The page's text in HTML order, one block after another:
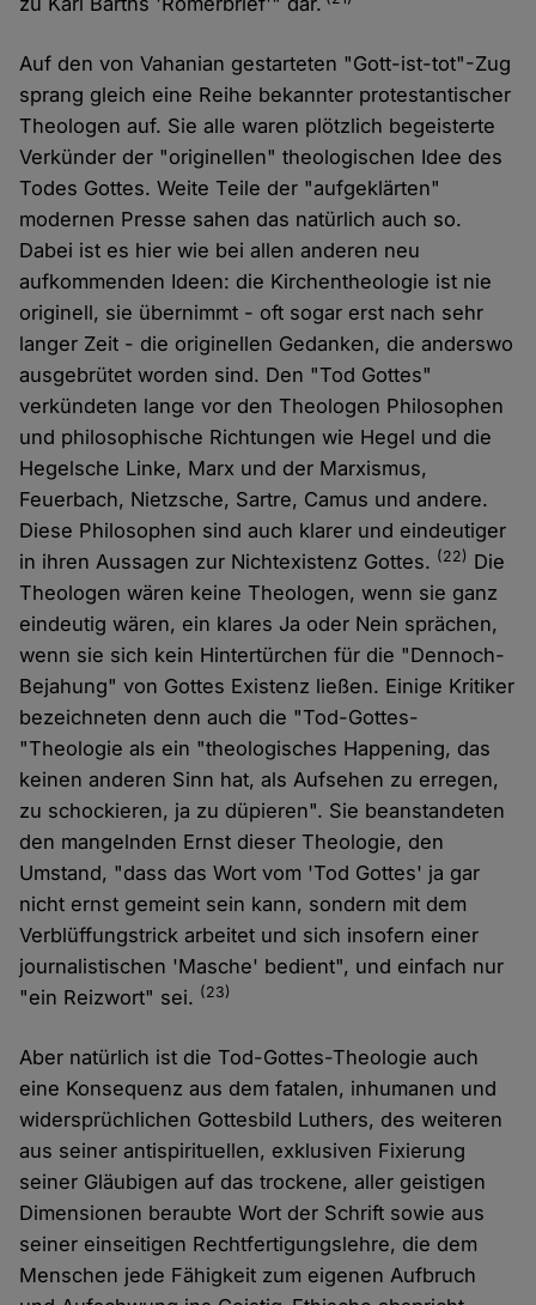
Auf den von Vahanian gestarteten "Gott-ist-tot"-Zug
sprang gleich eine Reihe bekannter protestantischer
Theologen auf. Sie alle waren plötzlich begeisterte
Verkünder der "originellen" theologischen Idee des
Todes Gottes. Weite Teile der "aufgeklärten"
modernen Presse sahen das natürlich auch so.
Dabei ist es hier wie bei allen anderen neu
aufkommenden Ideen: die Kirchentheologie ist nie
originell, sie übernimmt - oft sogar erst nach sehr
langer Zeit - die originellen Gedanken, die anderswo
ausgebrütet worden sind. Den "Tod Gottes"
verkündeten lange vor den Theologen Philosophen
und philosophische Richtungen wie Hegel und die
Hegelsche Linke, Marx und der Marxismus,
Feuerbach, Nietzsche, Sartre, Camus und andere.
Diese Philosophen sind auch klarer und eindeutiger
in ihren Aussagen zur Nichtexistenz Gottes. (22) Die
Theologen wären keine Theologen, wenn sie ganz
eindeutig wären, ein klares Ja oder Nein sprächen,
wenn sie sich kein Hintertürchen für die "Dennoch-
Bejahung" von Gottes Existenz ließen. Einige Kritiker
bezeichneten denn auch die "Tod-Gottes-
"Theologie als ein "theologisches Happening, das
keinen anderen Sinn hat, als Aufsehen zu erregen,
zu schockieren, ja zu düpieren". Sie beanstandeten
den mangelnden Ernst dieser Theologie, den
Umstand, "dass das Wort vom 'Tod Gottes' ja gar
nicht ernst gemeint sein kann, sondern mit dem
Verblüffungstrick arbeitet und sich insofern einer
journalistischen 'Masche' bedient", und einfach nur
"ein Reizwort" sei. (23)
Aber natürlich ist die Tod-Gottes-Theologie auch
eine Konsequenz aus dem fatalen, inhumanen und
widersprüchlichen Gottesbild Luthers, des weiteren
aus seiner antispirituellen, exklusiven Fixierung
seiner Gläubigen auf das trockene, aller geistigen
Dimensionen beraubte Wort der Schrift sowie aus
seiner einseitigen Rechtfertigungslehre, die dem
Menschen jede Fähigkeit zum eigenen Aufbruch